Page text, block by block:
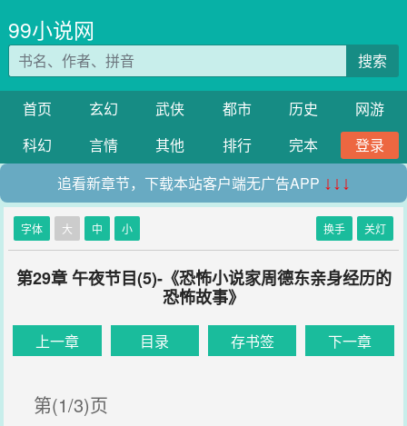
99小说网
搜索
首页 玄幻 武侠 都市 历史
网游
科幻
言情 其他 排行 完本
登录
追看新章节，下载本站客户端无广告APP ↓↓↓
字体 大 中 小 换手 关灯
第29章 午夜节目(5)-《恐怖小说家周德东亲身经历的
恐怖故事》
上一章 目录 存书签 下一章
第(1/3)页